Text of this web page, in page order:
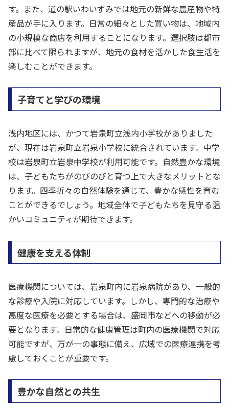
す。また、道の駅いわいずみでは地元の新鮮な農産物や特
産品が手に入ります。日常の細々とした買い物は、地域内
の小規模な商店を利用することになります。選択肢は都市
部に比べて限られますが、地元の食材を活かした食生活を
楽しむことができます。
子育てと学びの環境
浅内地区には、かつて岩泉町立浅内小学校がありました
が、現在は岩泉町立岩泉小学校に統合されています。中学
校は岩泉町立岩泉中学校が利用可能です。自然豊かな環境
は、子どもたちがのびのびと育つ上で大きなメリットとな
ります。四季折々の自然体験を通じて、豊かな感性を育む
ことができるでしょう。地域全体で子どもたちを見守る温
かいコミュニティが期待できます。
健康を支える体制
医療機関については、岩泉町内に岩泉病院があり、一般的
な診療や入院に対応しています。しかし、専門的な治療や
高度な医療を必要とする場合は、盛岡市などへの移動が必
要となります。日常的な健康管理は町内の医療機関で対応
可能ですが、万が一の事態に備え、広域での医療連携を考
慮しておくことが重要です。
豊かな自然との共生